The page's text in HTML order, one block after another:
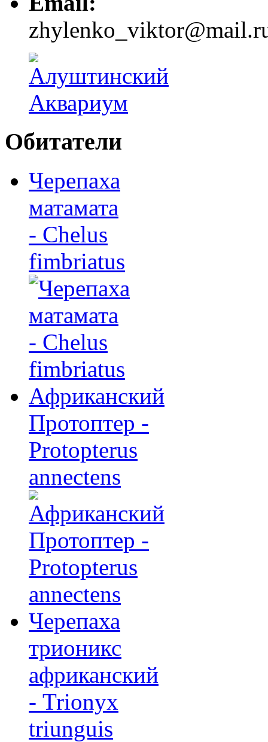
Обитатели
Черепаха
матамата
- Chelus
fimbriatus
Африканский
Протоптер -
Protopterus
annectens
Черепаха
трионикс
африканский
- Trionyx
triunguis